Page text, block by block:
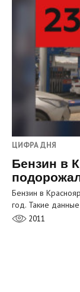
ЦИФРА ДНЯ
Бензин в
Бензин в
год. Такие
2011